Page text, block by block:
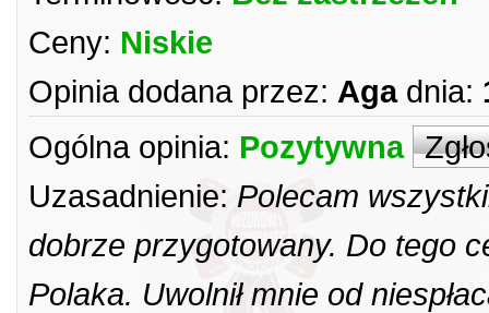
Ceny: Niskie
Opinia dodana przez: Aga dnia:
Ogólna opinia: Pozytywna
Uzasadnienie: Polecam
dobrze przygotowany. Do tego
Polaka. Uwolnił mnie od